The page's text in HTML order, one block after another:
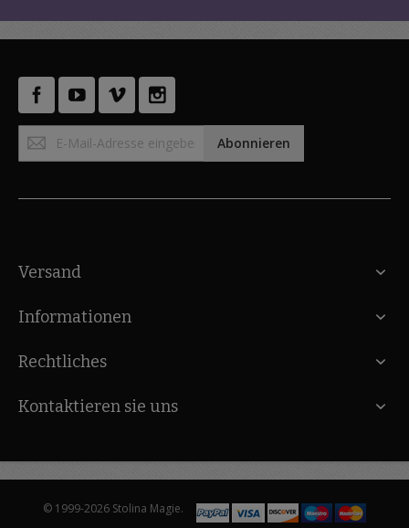
Anmeldung
zum
Abonnieren
Versand
Informationen
Rechtliches
Kontaktieren sie uns
© 1999-2026 Stolina Magie.